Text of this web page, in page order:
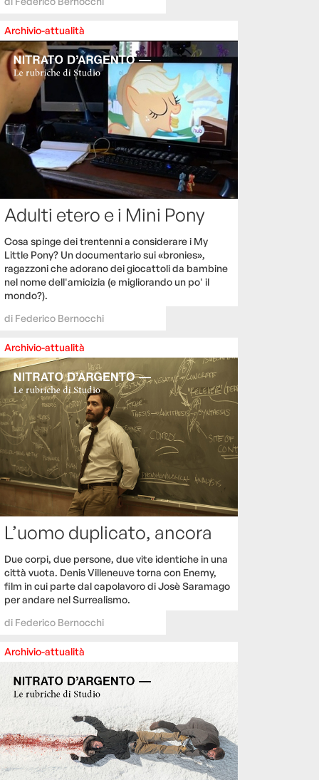
Archivio-attualità
Adulti etero e i Mini Pony
Cosa spinge dei trentenni a considerare i My
Little Pony? Un documentario sui «bronies»,
ragazzoni che adorano dei giocattoli da bambine
nel nome dell'amicizia (e migliorando un po' il
mondo?).
di Federico Bernocchi
Archivio-attualità
L’uomo duplicato, ancora
Due corpi, due persone, due vite identiche in una
città vuota. Denis Villeneuve torna con Enemy,
film in cui parte dal capolavoro di Josè Saramago
per andare nel Surrealismo.
di Federico Bernocchi
Archivio-attualità